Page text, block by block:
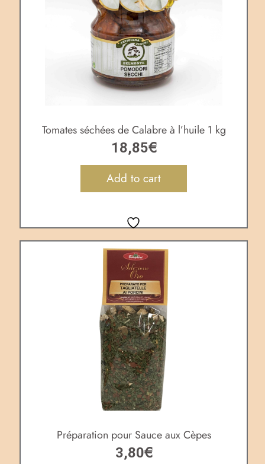
Tomates séchées de Calabre à l’huile 1 kg
18,85€
Add to cart
Préparation pour Sauce aux Cèpes
3,80€